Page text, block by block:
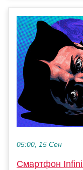
05:00, 15 Сен
Смартфон